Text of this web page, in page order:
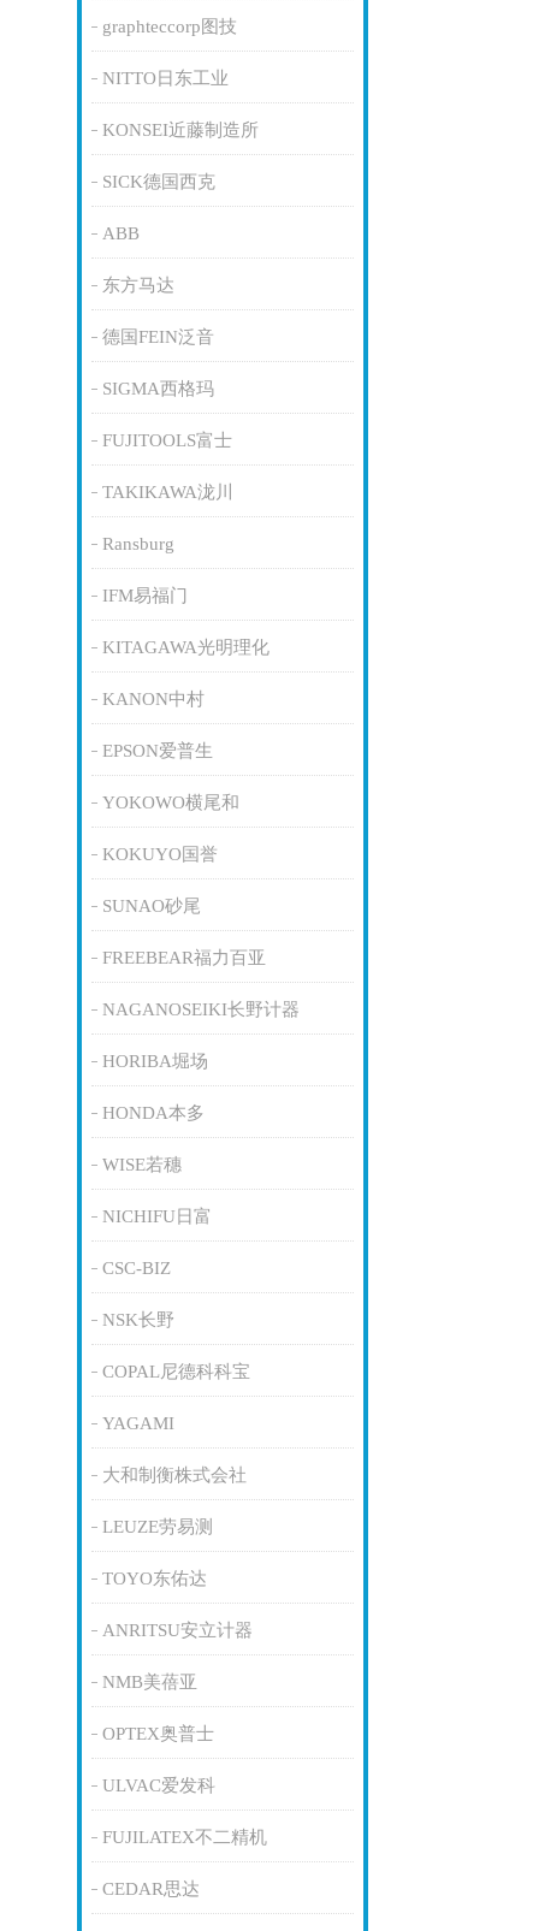
graphteccorp图技
NITTO日东工业
KONSEI近藤制造所
SICK德国西克
ABB
东方马达
德国FEIN泛音
SIGMA西格玛
FUJITOOLS富士
TAKIKAWA泷川
Ransburg
IFM易福门
KITAGAWA光明理化
KANON中村
EPSON爱普生
YOKOWO横尾和
KOKUYO国誉
SUNAO砂尾
FREEBEAR福力百亚
NAGANOSEIKI长野计器
HORIBA堀场
HONDA本多
WISE若穗
NICHIFU日富
CSC-BIZ
NSK长野
COPAL尼德科科宝
YAGAMI
大和制衡株式会社
LEUZE劳易测
TOYO东佑达
ANRITSU安立计器
NMB美蓓亚
OPTEX奥普士
ULVAC爱发科
FUJILATEX不二精机
CEDAR思达